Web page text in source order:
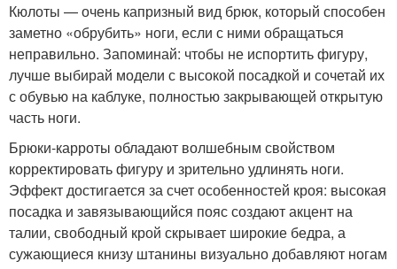
Кюлоты — очень капризный вид брюк, который способен
заметно «обрубить» ноги, если с ними обращаться
неправильно. Запоминай: чтобы не испортить фигуру,
лучше выбирай модели с высокой посадкой и сочетай их
с обувью на каблуке, полностью закрывающей открытую
часть ноги.
Брюки-карроты обладают волшебным свойством
корректировать фигуру и зрительно удлинять ноги.
Эффект достигается за счет особенностей кроя: высокая
посадка и завязывающийся пояс создают акцент на
талии, свободный крой скрывает широкие бедра, а
сужающиеся книзу штанины визуально добавляют ногам